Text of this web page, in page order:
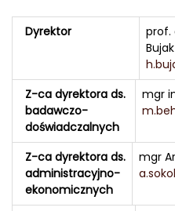
Dyrektor
prof.
Bujak
Z-ca dyrektora ds.
badawczo-
doświadczalnych
mgr
Z-ca dyrektora ds.
administracyjno-
ekonomicznych
mgr